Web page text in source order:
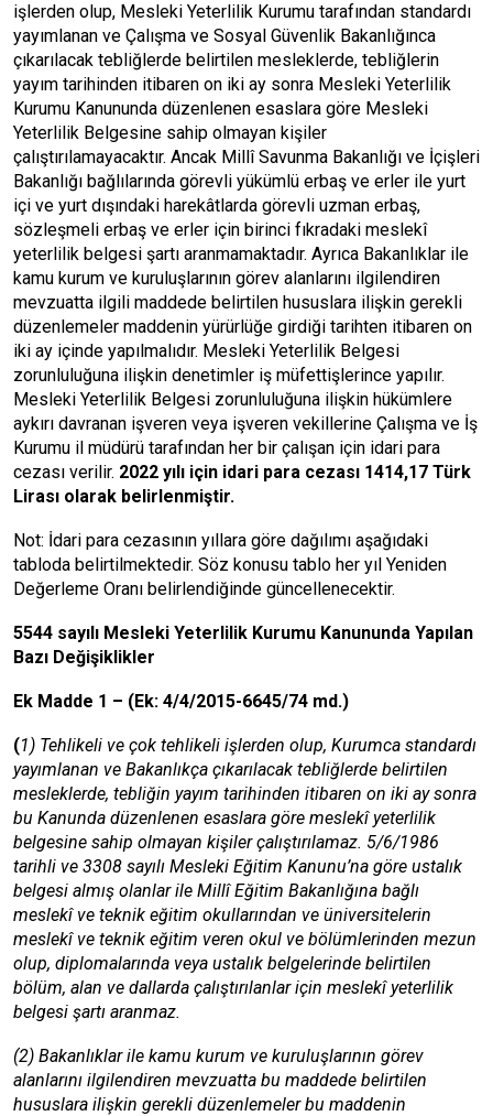
işlerden olup, Mesleki Yeterlilik Kurumu tarafından standardı
yayımlanan ve Çalışma ve Sosyal Güvenlik Bakanlığınca
çıkarılacak tebliğlerde belirtilen mesleklerde, tebliğlerin
yayım tarihinden itibaren on iki ay sonra Mesleki Yeterlilik
Kurumu Kanununda düzenlenen esaslara göre Mesleki
Yeterlilik Belgesine sahip olmayan kişiler
çalıştırılamayacaktır. Ancak Millî Savunma Bakanlığı ve İçişleri
Bakanlığı bağlılarında görevli yükümlü erbaş ve erler ile yurt
içi ve yurt dışındaki harekâtlarda görevli uzman erbaş,
sözleşmeli erbaş ve erler için birinci fıkradaki meslekî
yeterlilik belgesi şartı aranmamaktadır. Ayrıca Bakanlıklar ile
kamu kurum ve kuruluşlarının görev alanlarını ilgilendiren
mevzuatta ilgili maddede belirtilen hususlara ilişkin gerekli
düzenlemeler maddenin yürürlüğe girdiği tarihten itibaren on
iki ay içinde yapılmalıdır. Mesleki Yeterlilik Belgesi
zorunluluğuna ilişkin denetimler iş müfettişlerince yapılır.
Mesleki Yeterlilik Belgesi zorunluluğuna ilişkin hükümlere
aykırı davranan işveren veya işveren vekillerine Çalışma ve İş
Kurumu il müdürü tarafından her bir çalışan için idari para
cezası verilir. 2022 yılı için idari para cezası 1414,17 Türk
Lirası olarak belirlenmiştir.
Not: İdari para cezasının yıllara göre dağılımı aşağıdaki
tabloda belirtilmektedir. Söz konusu tablo her yıl Yeniden
Değerleme Oranı belirlendiğinde güncellenecektir.
5544 sayılı Mesleki Yeterlilik Kurumu Kanununda Yapılan
Bazı Değişiklikler
Ek Madde 1 – (Ek: 4/4/2015-6645/74 md.)
(1) Tehlikeli ve çok tehlikeli işlerden olup, Kurumca standardı
yayımlanan ve Bakanlıkça çıkarılacak tebliğlerde belirtilen
mesleklerde, tebliğin yayım tarihinden itibaren on iki ay sonra
bu Kanunda düzenlenen esaslara göre meslekî yeterlilik
belgesine sahip olmayan kişiler çalıştırılamaz. 5/6/1986
tarihli ve 3308 sayılı Mesleki Eğitim Kanunu’na göre ustalık
belgesi almış olanlar ile Millî Eğitim Bakanlığına bağlı
meslekî ve teknik eğitim okullarından ve üniversitelerin
meslekî ve teknik eğitim veren okul ve bölümlerinden mezun
olup, diplomalarında veya ustalık belgelerinde belirtilen
bölüm, alan ve dallarda çalıştırılanlar için meslekî yeterlilik
belgesi şartı aranmaz.
(2) Bakanlıklar ile kamu kurum ve kuruluşlarının görev
alanlarını ilgilendiren mevzuatta bu maddede belirtilen
hususlara ilişkin gerekli düzenlemeler bu maddenin